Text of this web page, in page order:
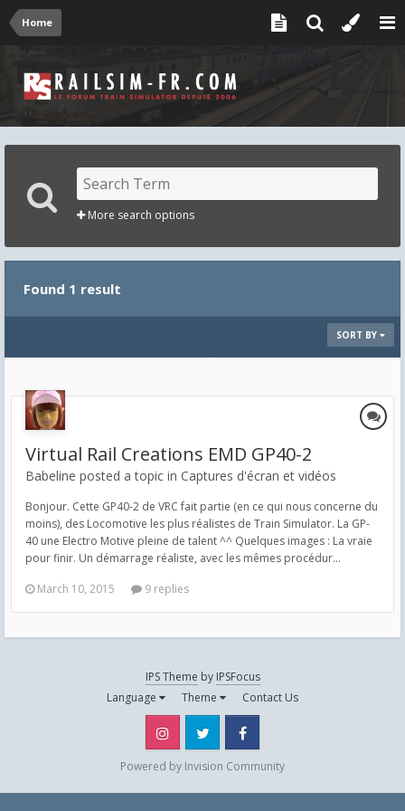
Home
More search options
Found 1 result
SORT BY
Virtual Rail Creations EMD GP40-2
Babeline posted a topic in Captures d'écran et vidéos
Bonjour. Cette GP40-2 de VRC fait partie (en ce qui nous concerne du
moins), des Locomotive les plus réalistes de Train Simulator. La GP-
40 une Electro Motive pleine de talent ^^ Quelques images : La vraie
pour finir. Un démarrage réaliste, avec les mêmes procédur...
March 10, 2015
9 replies
IPS Theme by IPSFocus
Language
Theme Contact Us
Instagram Twitter
Powered by Invision Community